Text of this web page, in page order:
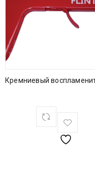
Кремниевый